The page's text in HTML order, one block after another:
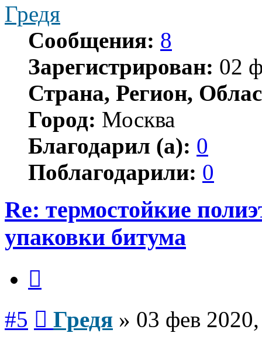
Гредя
Сообщения: 8
Зарегистрирован: 02
Страна, Регион,
Город: Москва
Благодарил (а): 0
Поблагодарили: 0
Re: термостойкие
упаковки битума
#5 Гредя » 03 фев